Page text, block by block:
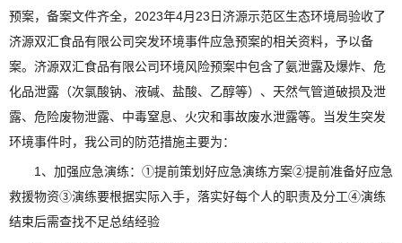
预案，备案文件齐全，2023年4月23日济源示范区生态环境局验收了
济源双汇食品有限公司突发环境事件应急预案的相关资料，予以备
案。济源双汇食品有限公司环境风险预案中包含了氨泄露及爆炸、危
化品泄露（次氯酸钠、液碱、盐酸、乙醇等）、天然气管道破损及泄
露、危险废物泄露、中毒窒息、火灾和事故废水泄露等。当发生突发
环境事件时，我公司的防范措施主要为：
1、加强应急演练：①提前策划好应急演练方案②提前准备好应急
救援物资③演练要根据实际入手，落实好每个人的职责及分工④演练
结束后需查找不足总结经验